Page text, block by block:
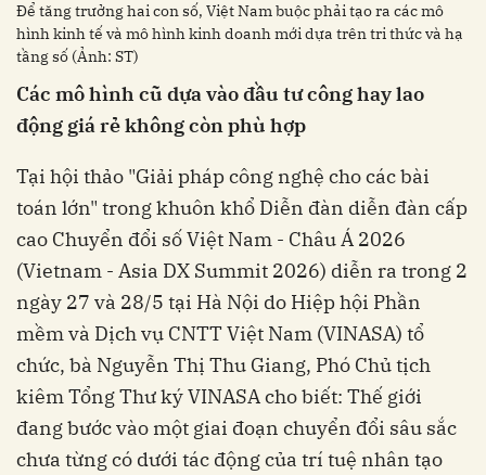
Để tăng trưởng hai con số, Việt Nam buộc phải tạo ra các mô
hình kinh tế và mô hình kinh doanh mới dựa trên tri thức và hạ
tầng số (Ảnh: ST)
Các mô hình cũ dựa vào đầu tư công hay lao
động giá rẻ không còn phù hợp
Tại hội thảo "Giải pháp công nghệ cho các bài
toán lớn" trong khuôn khổ Diễn đàn diễn đàn cấp
cao Chuyển đổi số Việt Nam - Châu Á 2026
(Vietnam - Asia DX Summit 2026) diễn ra trong 2
ngày 27 và 28/5 tại Hà Nội do Hiệp hội Phần
mềm và Dịch vụ CNTT Việt Nam (VINASA) tổ
chức, bà Nguyễn Thị Thu Giang, Phó Chủ tịch
kiêm Tổng Thư ký VINASA cho biết: Thế giới
đang bước vào một giai đoạn chuyển đổi sâu sắc
chưa từng có dưới tác động của trí tuệ nhân tạo